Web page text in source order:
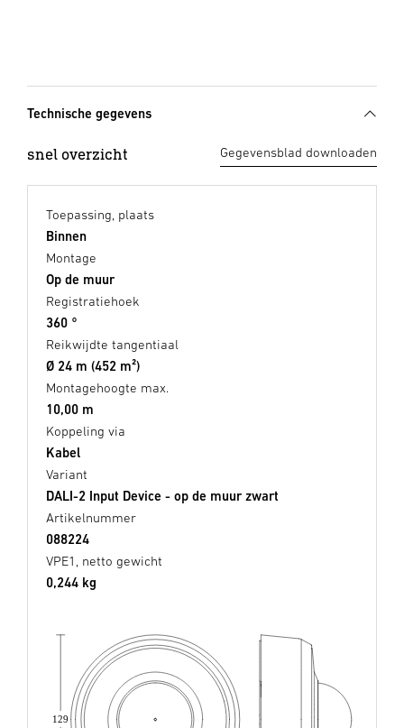
Technische gegevens
snel overzicht Gegevensblad downloaden
Toepassing, plaats
Binnen
Montage
Op de muur
Registratiehoek
360 °
Reikwijdte tangentiaal
Ø 24 m (452 m²)
Montagehoogte max.
10,00 m
Koppeling via
Kabel
Variant
DALI-2 Input Device - op de muur zwart
Artikelnummer
088224
VPE1, netto gewicht
0,244 kg
129